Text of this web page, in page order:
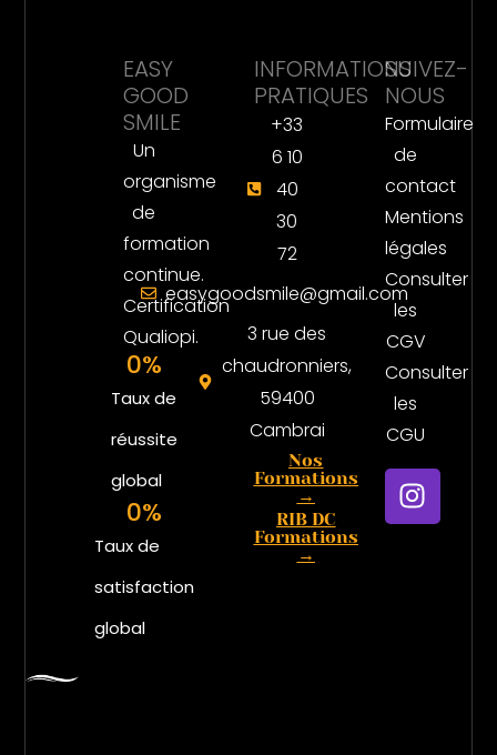
EASY
GOOD
SMILE
Un
organisme
de
formation
continue.
Certification
Qualiopi.
Taux de
réussite
global
0%
Taux de
satisfaction
global
0%
INFORMATIONS
PRATIQUES
+33
6 10
40
30
72
easygoodsmile@gmail.com
3 rue des
chaudronniers,
59400
Cambrai
Nos
Formations
→
RIB DC
Formations
→
SUIVEZ-
NOUS
Formulaire
de
contact
Mentions
légales
Consulter
les
CGV
Consulter
les
CGU
I
n
s